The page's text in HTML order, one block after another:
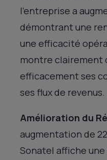
l’entreprise a
démontrant une
une efficacité
montre clairement
efficacement ses
ses flux de revenus.
Amélioration du
augmentation de
Sonatel affiche